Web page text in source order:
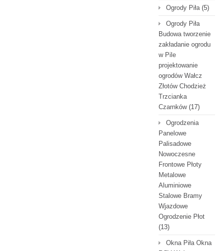
Ogrody Piła(5)
Ogrody Piła
Budowa tworzenie
zakładanie ogrodu
w Pile
projektowanie
ogrodów Wałcz
Złotów Chodzież
Trzcianka
Czarnków(17)
Ogrodzenia
Panelowe
Palisadowe
Nowoczesne
Frontowe Płoty
Metalowe
Aluminiowe
Stalowe Bramy
Wjazdowe
Ogrodzenie Płot
(13)
Okna Piła Okna